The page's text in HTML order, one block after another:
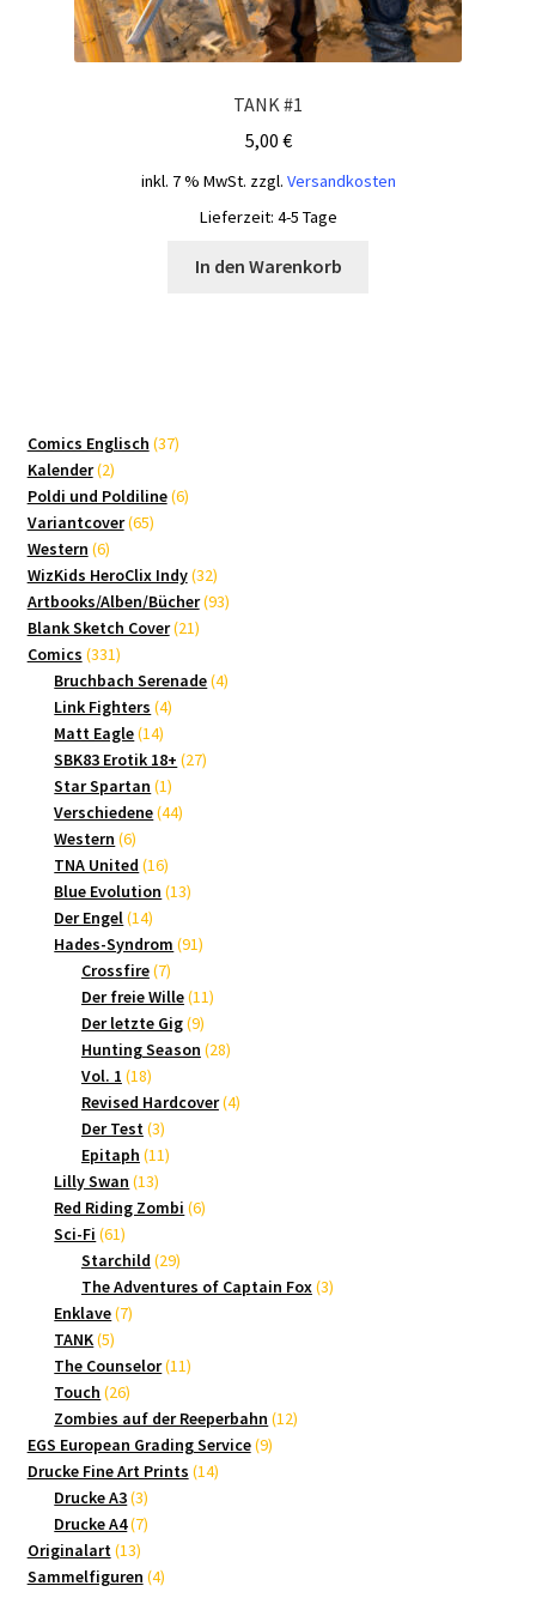
TANK #1
5,00 €
inkl. 7 % MwSt. zzgl. Versandkosten
Lieferzeit: 4-5 Tage
In den Warenkorb
Comics Englisch 3737
Kalender 22
Produkte
Poldi und Poldiline 66
Variantcover 6565
Western 66
Produkte
WizKids HeroClix Indy 3232
Produkte
Artbooks/Alben/Bücher 9393
Blank Sketch Cover 2121
Comics 331331
Produkte
Bruchbach Serenade 44
Link Fighters 44
Matt Eagle 1414
Produkte
SBK83 Erotik 18+ 2727
Star Spartan 11
Produkt
Verschiedene 4444
Western 66
Produkte
TNA United 1616
Produkte
Blue Evolution 1313
Der Engel 1414
Produkte
Hades-Syndrom 9191
Crossfire 77
Produkte
Der freie Wille 1111
Der letzte Gig 99
Produkte
Hunting Season 2828
Vol. 1 1818
Produkte
Revised Hardcover 44
Der Test 33
Produkte
Epitaph 1111
Lilly Swan 1313
Produkte
Red Riding Zombi 66
Sci-Fi 6161
Produkte
Starchild 2929
Produkte
The Adventures of Captain Fox 33
Enklave 77
TANK 55
Produkte
The Counselor 1111
Touch 2626
Produkte
Zombies auf der Reeperbahn 1212
EGS European Grading Service 99
Drucke Fine Art Prints 1414
Drucke A3 33
Produkte
Drucke A4 77
Originalart 1313
Produkte
Sammelfiguren 44